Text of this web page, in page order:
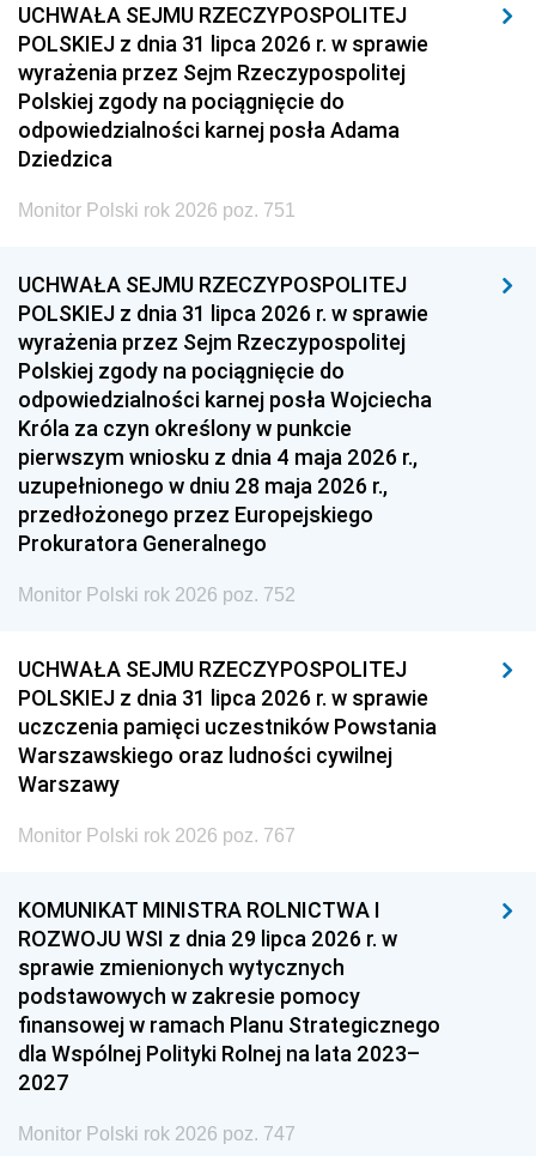
UCHWAŁA SEJMU RZECZYPOSPOLITEJ
POLSKIEJ z dnia 31 lipca 2026 r. w sprawie
wyrażenia przez Sejm Rzeczypospolitej
Polskiej zgody na pociągnięcie do
odpowiedzialności karnej posła Adama
Dziedzica
Monitor Polski rok 2026 poz. 751
UCHWAŁA SEJMU RZECZYPOSPOLITEJ
POLSKIEJ z dnia 31 lipca 2026 r. w sprawie
wyrażenia przez Sejm Rzeczypospolitej
Polskiej zgody na pociągnięcie do
odpowiedzialności karnej posła Wojciecha
Króla za czyn określony w punkcie
pierwszym wniosku z dnia 4 maja 2026 r.,
uzupełnionego w dniu 28 maja 2026 r.,
przedłożonego przez Europejskiego
Prokuratora Generalnego
Monitor Polski rok 2026 poz. 752
UCHWAŁA SEJMU RZECZYPOSPOLITEJ
POLSKIEJ z dnia 31 lipca 2026 r. w sprawie
uczczenia pamięci uczestników Powstania
Warszawskiego oraz ludności cywilnej
Warszawy
Monitor Polski rok 2026 poz. 767
KOMUNIKAT MINISTRA ROLNICTWA I
ROZWOJU WSI z dnia 29 lipca 2026 r. w
sprawie zmienionych wytycznych
podstawowych w zakresie pomocy
finansowej w ramach Planu Strategicznego
dla Wspólnej Polityki Rolnej na lata 2023–
2027
Monitor Polski rok 2026 poz. 747